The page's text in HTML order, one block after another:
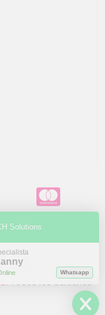
Mastercard
Todos los derechos
Solutions
Whatsapp